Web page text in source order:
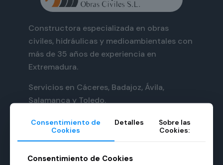
Constructora especializada en obras
civiles, hidráulicas y medioambientales con
más de 35 años de experiencia en
Extremadura.
Servicios en Cáceres, Badajoz, Ávila,
Salamanca y Toledo.
CONTACTO:
Avda. Soledad Vega Ortiz, nº 28
Consentimiento de
Cookies
Detalles
Sobre las
Cookies:
Consentimiento de Cookies